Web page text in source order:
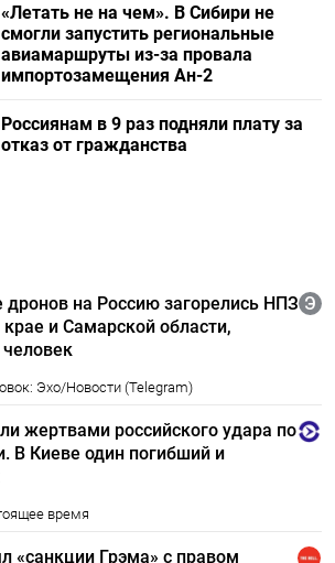
«Летать не на чем». В Сибири не
смогли запустить региональные
авиамаршруты из-за провала
импортозамещения Ан-2
Россиянам в 9 раз подняли плату за
отказ от гражданства